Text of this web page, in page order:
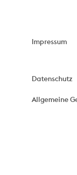
Impressum
Datenschutz
Allgemeine